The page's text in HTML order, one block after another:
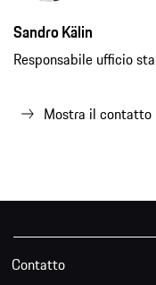
Sandro Kälin
Responsabile ufficio
Mostra il contatto
Contatto